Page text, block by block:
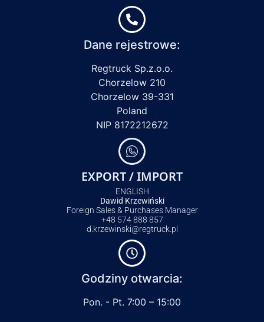
Dane rejestrowe:
Regtruck Sp.z.o.o.
Chorzelow 210
Chorzelow 39-331
Poland
NIP 8172212672
EXPORT / IMPORT
ENGLISH
Dawid Krzewiński
Foreign Sales & Purchases Manager
+48 574 888 857
d.krzewinski@regtruck.pl
Godziny otwarcia:
Pon. - Pt. 7:00 – 15:00